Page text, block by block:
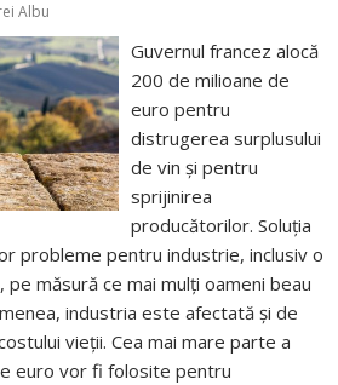
Albu
Guvernul francez alocă
200 de milioane de
euro pentru
distrugerea surplusului
de vin și pentru
sprijinirea
producătorilor. Soluția
probleme pentru industrie, inclusiv o
măsură ce mai mulți oameni beau
industria este afectată și de
vieții. Cea mai mare parte a
euro vor fi folosite pentru